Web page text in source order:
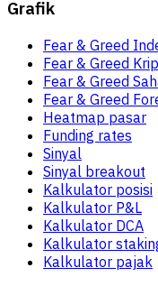
Grafik
Fear & Greed
Fear & Greed
Fear & Greed
Fear & Greed
Heatmap pasar
Funding rates
Sinyal
Sinyal breakout
Kalkulator posisi
Kalkulator P&L
Kalkulator DCA
Kalkulator
Kalkulator pajak